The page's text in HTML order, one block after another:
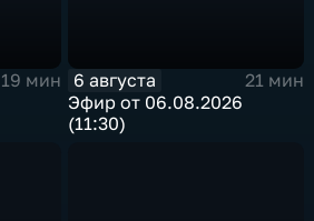
19 мин
6 августа
21 мин
Эфир от 06.08.2026
(11:30)